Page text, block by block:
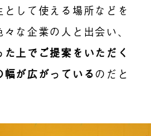
して使える場所などを
な企業の人と出会い、
た上でご提案をいただく
が広がっているのだと